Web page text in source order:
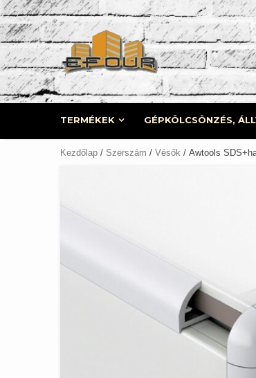
Skip
to
content
TERMÉKEK GÉPKÖLCSÖNZÉS,
Kezdőlap / Szerszám / Vésők / Awtools